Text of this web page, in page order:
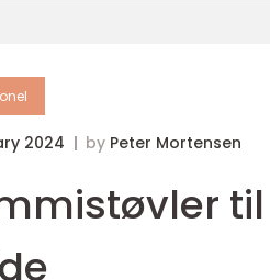
2024 by Peter Mortensen